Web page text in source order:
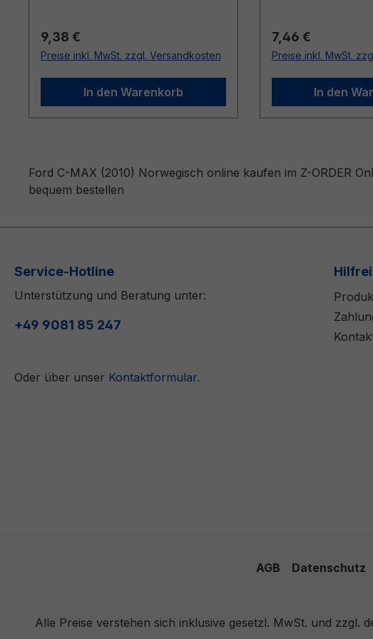
Regulärer Preis:
9,38 €
Preise inkl. MwSt. zzgl. Versandkosten
In den Warenkorb
Regulärer Preis:
7,46 €
Preise inkl. MwSt.
In den
Ford C-MAX (2010) Norwegisch online kaufen im Z-ORDER
bequem bestellen
Service-Hotline
Unterstützung und Beratung unter:
+49 9081 85 247
Oder über unser Kontaktformular.
AGB Datenschutz
Alle Preise verstehen sich inklusive gesetzl. MwSt. und zzgl.